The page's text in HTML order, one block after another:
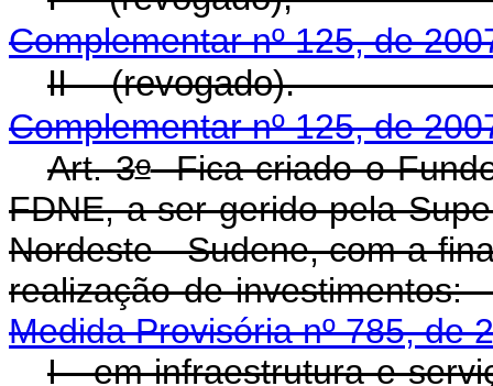
Complementar nº 125, de
II -
Complementar nº 125, de
Art. 3oFica criado o
FDNE, a ser gerido pela
Nordeste - Sudene, com a
realização de
Medida Provisória nº 785, de
I - em infraestrutura e